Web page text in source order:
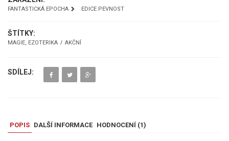
FANTASTICKÁ EPOCHA EDICE PEVNOST
ŠTÍTKY:
MAGIE, EZOTERIKA AKČNÍ
SDÍLEJ:
POPIS DALŠÍ INFORMACE HODNOCENÍ (1)